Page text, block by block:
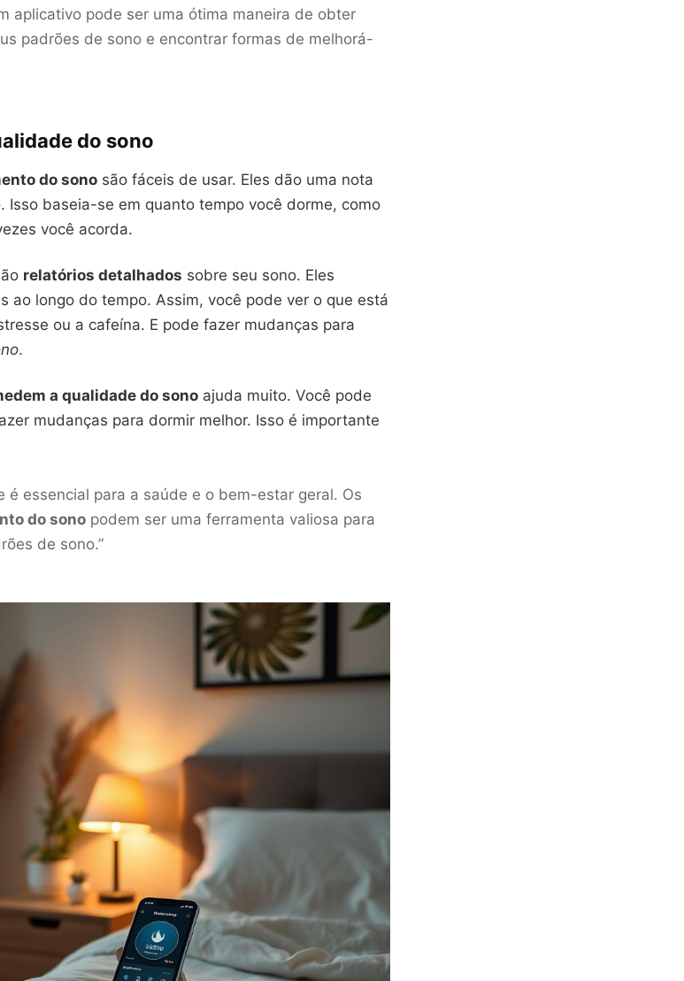
aplicativo pode ser uma ótima maneira de obter
padrões de sono e encontrar formas de melhorá-
do sono
do sono são fáceis de usar. Eles dão uma nota
Isso baseia-se em quanto tempo você dorme, como
você acorda.
relatórios detalhados sobre seu sono. Eles
ao longo do tempo. Assim, você pode ver o que está
ou a cafeína. E pode fazer mudanças para
.
a qualidade do sono ajuda muito. Você pode
mudanças para dormir melhor. Isso é importante
é essencial para a saúde e o bem-estar geral. Os
do sono podem ser uma ferramenta valiosa para
de sono.”